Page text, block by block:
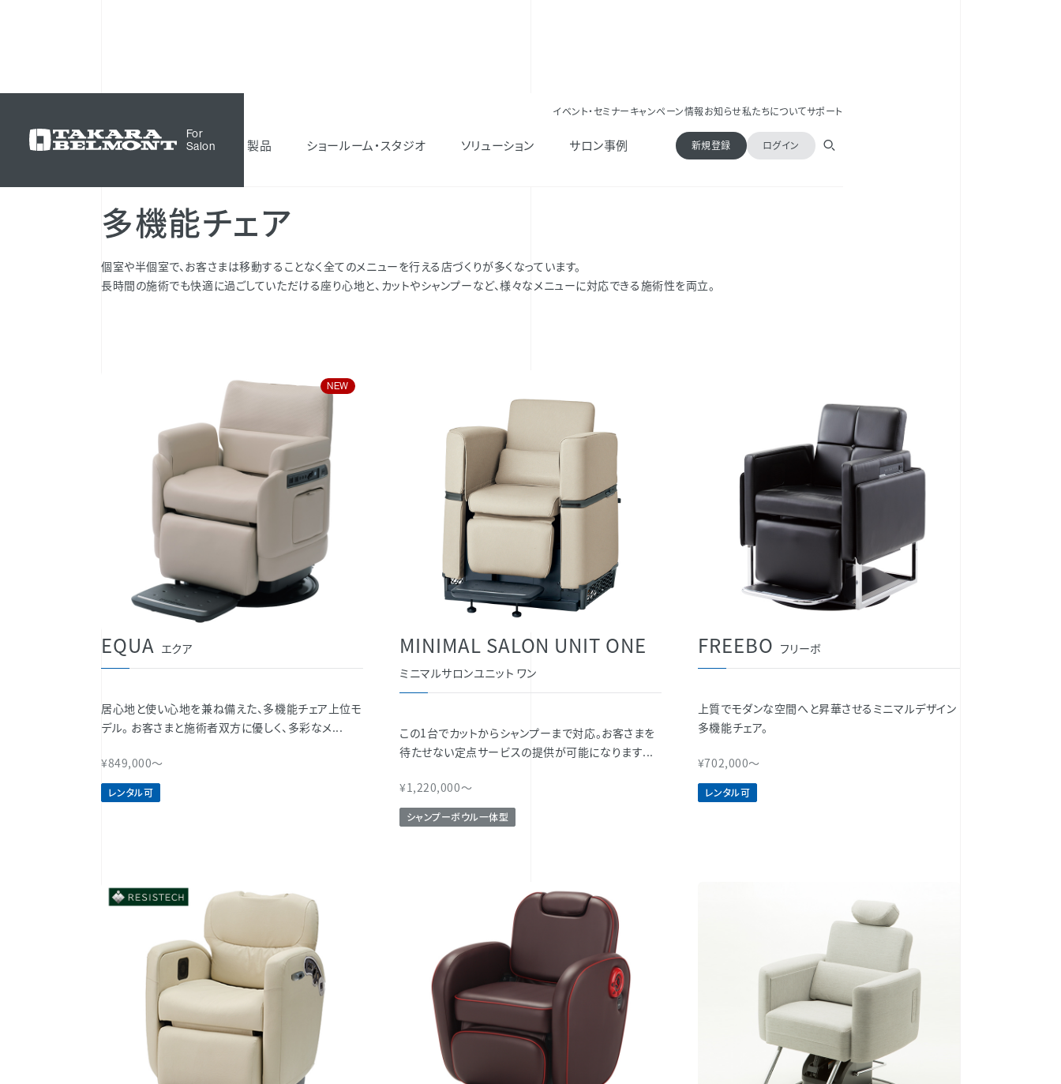
For
Salon
製品 ショールーム・スタジオ ソリューション サロン事例
イベント・セミナーキャンペーン情報お知らせ私たちについてサポート
新規登録 ログイン
多機能チェア
個室や半個室で、お客さまは移動することなく全てのメニューを行える店づくりが多くなっています。
長時間の施術でも快適に過ごしていただける座り心地と、カットやシャンプーなど、様々なメニューに対応できる施術性を両立。
NEW
EQUA エクア
居心地と使い心地を兼ね備えた、多機能チェア上位モ
デル。 お客さまと施術者双方に優しく、多彩なメ...
¥849,000～
レンタル可
MINIMAL SALON UNIT ONE
ミニマルサロンユニット ワン
この1台でカットからシャンプーまで対応。お客さまを
待たせない定点サービスの提供が可能になります...
¥1,220,000～
シャンプーボウル一体型
FREEBO フリーボ
上質でモダンな空間へと昇華させるミニマルデザイン
多機能チェア。
¥702,000～
レンタル可